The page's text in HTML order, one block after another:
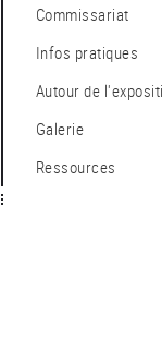
Commissariat
Infos pratiques
Autour de
Galerie
Ressources